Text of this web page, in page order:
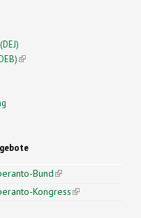
(link is external)
Bund(link is
external)
Kongress(link is
is external)